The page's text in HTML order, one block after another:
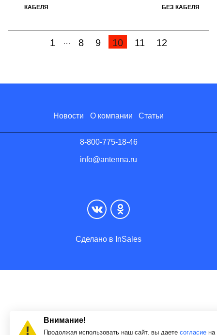
КАБЕЛЯ
БЕЗ КАБЕЛЯ
1 … 8 9 10 11 12
Новости О компании Статьи
8-800-775-18-46
info@antenna.ru
Сделано в InSales
Внимание!
Продолжая использовать наш сайт, вы даете согласие на